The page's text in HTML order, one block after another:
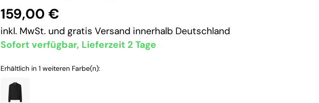
159,00 €
inkl. MwSt. und gratis Versand innerhalb Deutschland
Sofort verfügbar, Lieferzeit 2 Tage
Erhältlich in 1 weiteren Farbe(n):